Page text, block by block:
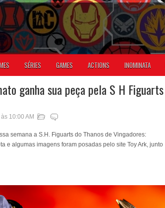
SÉRIES GAMES ACTIONS INOMINATA
ganha sua peça pela S H Figuarts
10:00 AM
semana a S.H. Figuarts do Thanos de Vingadores:
e algumas imagens foram posadas pelo site Toy Ark, junto